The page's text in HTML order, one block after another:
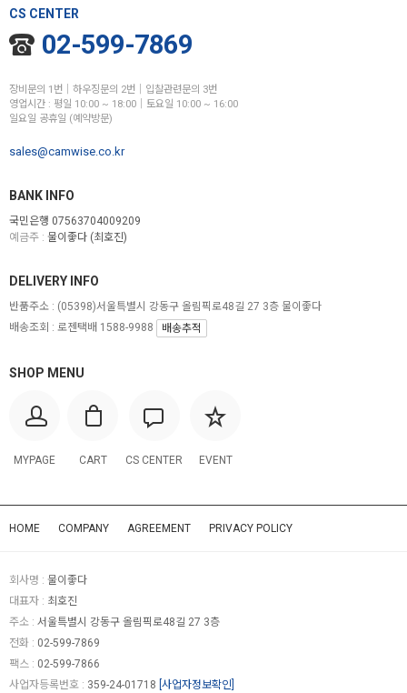
CS CENTER
02-599-7869
장비문의 1번│하우징문의 2번│입찰관련문의 3번
영업시간 : 평일 10:00 ~ 18:00│토요일 10:00 ~ 16:00
일요일 공휴일 (예약방문)
sales@camwise.co.kr
BANK INFO
국민은행 07563704009209
예금주 : 물이좋다 (최호진)
SHOP MENU
MYPAGE CART CS CENTER EVENT
DELIVERY INFO
반품주소 : (05398)서울특별시 강동구 올림픽로48길 27 3층 물이좋다
배송조회 : 로젠택배 1588-9988
배송추적
HOME COMPANY AGREEMENT PRIVACY POLICY
회사명 : 물이좋다
대표자 : 최호진
주소 : 서울특별시 강동구 올림픽로48길 27 3층
전화 : 02-599-7869
팩스 : 02-599-7866
사업자등록번호 : 359-24-01718 [사업자정보확인]